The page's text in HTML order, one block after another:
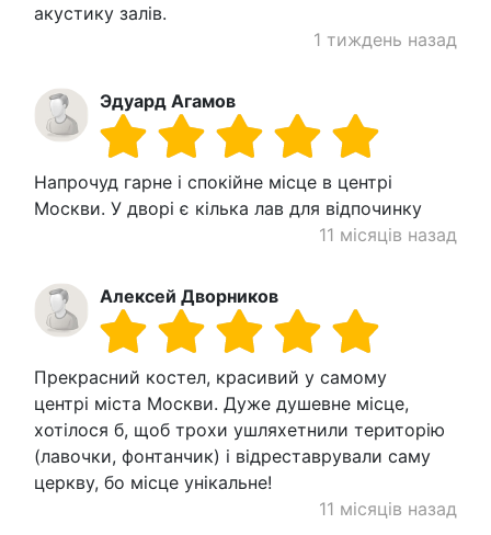
акустику залів.
1 тиждень назад
Эдуард Агамов
Напрочуд гарне і спокійне місце в центрі
Москви. У дворі є кілька лав для відпочинку
11 місяців назад
Алексей Дворников
Прекрасний костел, красивий у самому
центрі міста Москви. Дуже душевне місце,
хотілося б, щоб трохи ушляхетнили територію
(лавочки, фонтанчик) і відреставрували саму
церкву, бо місце унікальне!
11 місяців назад